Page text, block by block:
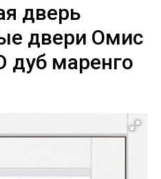
дверь
двери Омис
дуб маренго